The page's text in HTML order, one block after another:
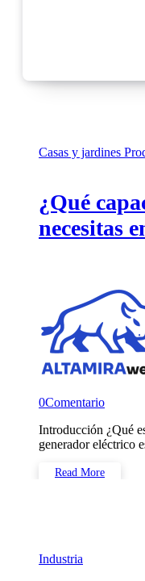
Casas y jardines
¿Qué
necesitas
0Comentario
Introducción ¿Qué es un generador eléctrico? Un
generador eléctrico
Read More
Industria